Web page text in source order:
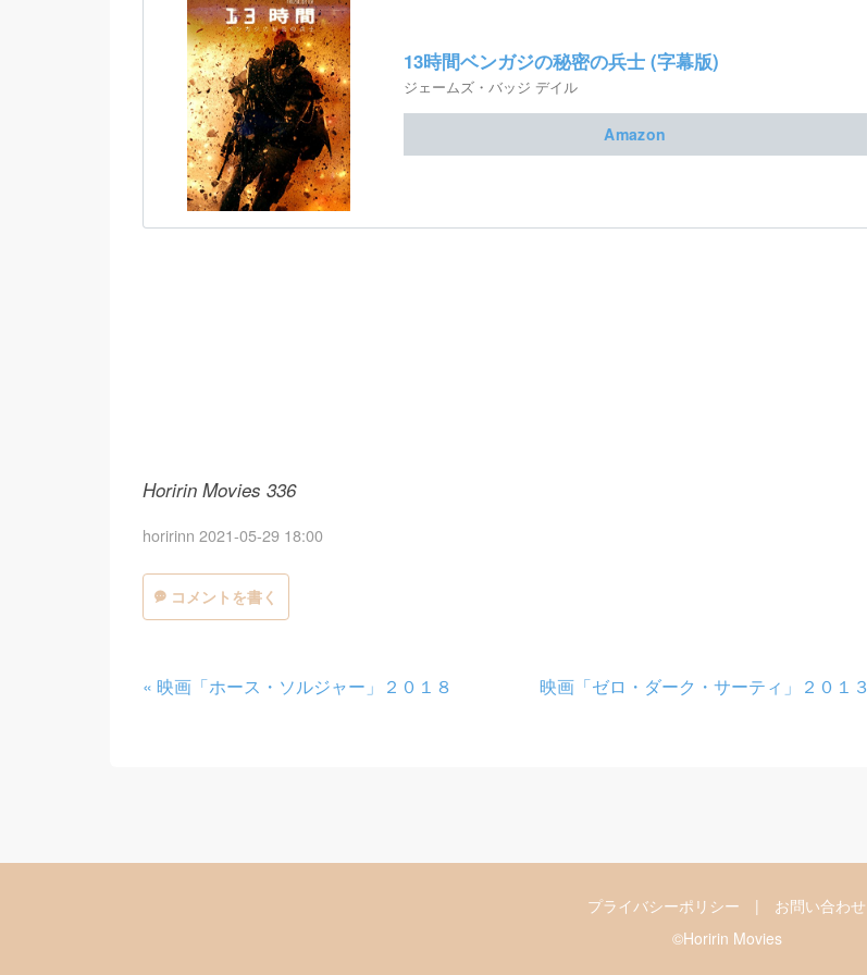
13時間ベンガジの秘密の兵士 (字幕版)
ジェームズ・バッジ デイル
Amazon
Horirin Movies 336
horirinn 2021-05-29 18:00
コメントを書く
« 映画「ホース・ソルジャー」２０１８ 映画「ゼロ・ダーク・サーティ」２０１３
プライバシーポリシー | お問い合わせ
©Horirin Movies